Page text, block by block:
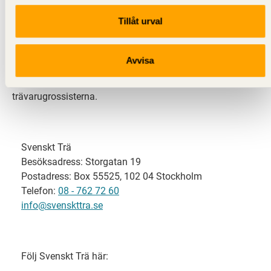
Tillåt urval
Avvisa
Svenskt Trä representerar svensk sågverksindustri
och är en del av branschorganisationen
svensk limträ-, KL-trä- och förpackningsindustri samt
trävarugrossisterna.
Svenskt Trä
Besöksadress: Storgatan 19
Postadress: Box 55525, 102 04 Stockholm
Telefon: 08 - 762 72 60
info@svenskttra.se
Följ Svenskt Trä här: